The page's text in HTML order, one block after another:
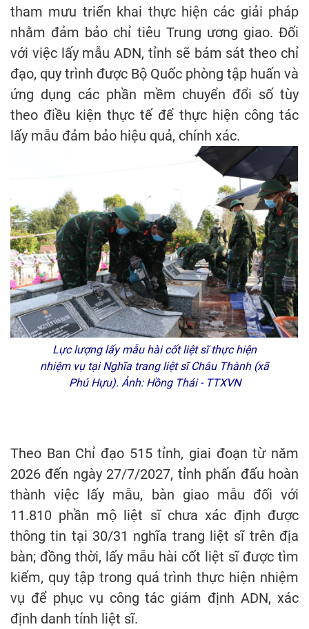
tham mưu triển khai thực hiện các giải pháp
nhằm đảm bảo chỉ tiêu Trung ương giao. Đối
với việc lấy mẫu ADN, tỉnh sẽ bám sát theo chỉ
đạo, quy trình được Bộ Quốc phòng tập huấn và
ứng dụng các phần mềm chuyển đổi số tùy
theo điều kiện thực tế để thực hiện công tác
lấy mẫu đảm bảo hiệu quả, chính xác.
Lực lượng lấy mẫu hài cốt liệt sĩ thực hiện
nhiệm vụ tại Nghĩa trang liệt sĩ Châu Thành (xã
Phú Hựu). Ảnh: Hồng Thái - TTXVN
Theo Ban Chỉ đạo 515 tỉnh, giai đoạn từ năm
2026 đến ngày 27/7/2027, tỉnh phấn đấu hoàn
thành việc lấy mẫu, bàn giao mẫu đối với
11.810 phần mộ liệt sĩ chưa xác định được
thông tin tại 30/31 nghĩa trang liệt sĩ trên địa
bàn; đồng thời, lấy mẫu hài cốt liệt sĩ được tìm
kiếm, quy tập trong quá trình thực hiện nhiệm
vụ để phục vụ công tác giám định ADN, xác
định danh tính liệt sĩ.